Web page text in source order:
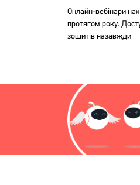
Онлайн-вебінари
протягом року.
зошитів назавжди